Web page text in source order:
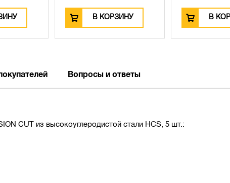
В КОРЗИНУ В
Вопросы и ответы
CUT из высокоуглеродистой стали HCS, 5 шт.: